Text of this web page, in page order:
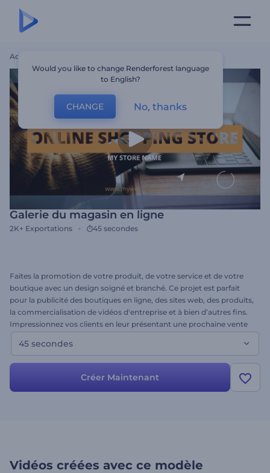
Accueil
Galerie du magasin en ligne
2K+ Exportations 45 secondes
Faites la promotion de votre produit, de votre service et de votre
boutique avec un design soigné et branché. Ce projet est parfait
pour la publicité des boutiques en ligne, des sites web, des produits,
la commercialisation de vidéos d'entreprise et à bien d’autres fins.
Impressionnez vos clients en leur présentant une prochaine vente
ou même l'ouverture de votre nouvelle entreprise. Ce modèle est
extrêmement facile à créer, à personnaliser et à partager. Essayez-
nouveau produit dès aujourd'hui !
45 secondes
Créer Maintenant
Vidéos créées avec ce modèle
Would you like to change Renderforest language
to English?
CHANGE No, thanks